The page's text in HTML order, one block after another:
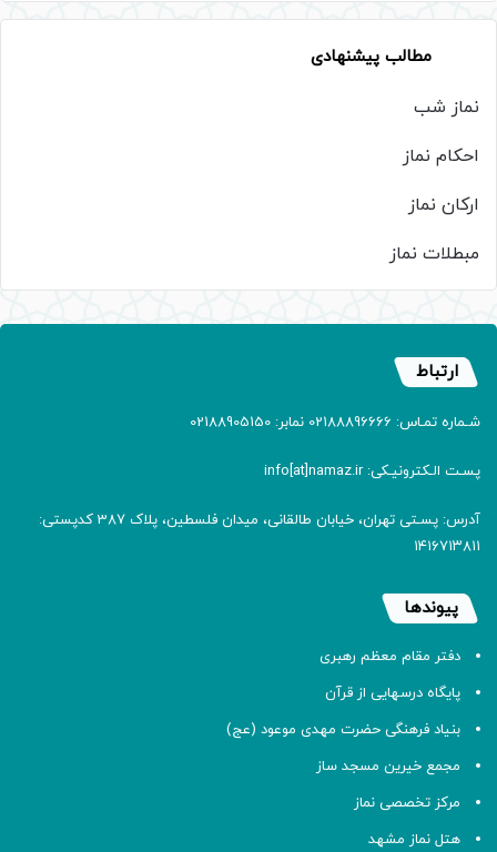
مطالب پیشنهادی
نماز شب
احکام نماز
ارکان نماز
مبطلات نماز
ارتباط
شـماره تمـاس: 02188896666 نمابر: 02188905150
پسـت الـکترونیـکی: info[at]namaz.ir
آدرس: پسـتی تهران، خیابان طالقانی، میدان فلسطین، پلاک 387 کدپستی:
۱۴۱۶۷۱۳۸۱۱
پیوندها
دفتر مقام معظم رهبری
پایگاه درسهایی از قرآن
بنیاد فرهنگی حضرت مهدی موعود (عج)
مجمع خیرین مسجد ساز
مرکز تخصصی نماز
هتل نماز مشهد